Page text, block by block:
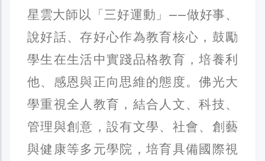
星雲大師以「三好運動」——做好事、
說好話、存好心作為教育核心，鼓勵
學生在生活中實踐品格教育，培養利
他、感恩與正向思維的態度。佛光大
學重視全人教育，結合人文、科技、
管理與創意，設有文學、社會、創藝
與健康等多元學院，培育具備國際視